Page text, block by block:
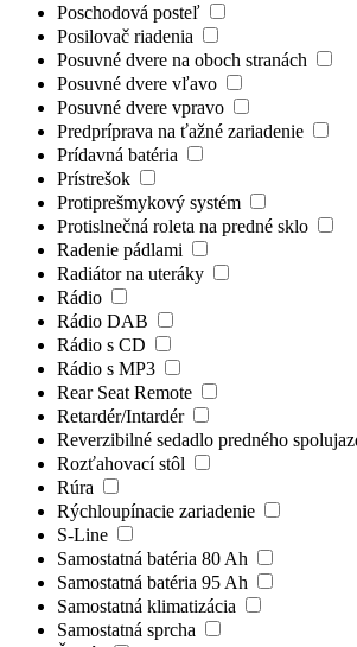
Poschodová posteľ
Posilovač riadenia
Posuvné dvere na oboch stranách
Posuvné dvere vľavo
Posuvné dvere vpravo
Predpríprava na ťažné zariadenie
Prídavná batéria
Prístrešok
Protiprešmykový systém
Protislnečná roleta na predné sklo
Radenie pádlami
Radiátor na uteráky
Rádio
Rádio DAB
Rádio s CD
Rádio s MP3
Rear Seat Remote
Retardér/Intardér
Reverzibilné sedadlo predného
Rozťahovací stôl
Rúra
Rýchloupínacie zariadenie
S-Line
Samostatná batéria 80 Ah
Samostatná batéria 95 Ah
Samostatná klimatizácia
Samostatná sprcha